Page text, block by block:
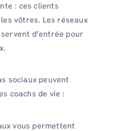
: ces clients
vôtres. Les réseaux
d’entrée pour
sociaux peuvent
coachs de vie :
vous permettent